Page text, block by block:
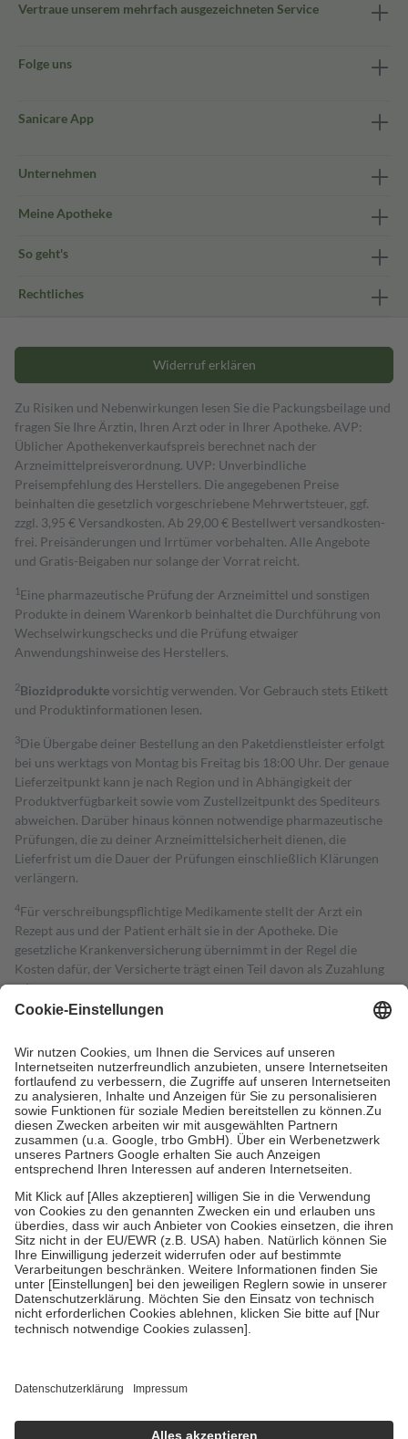
Vertraue unserem mehrfach ausgezeichneten Service
Folge uns
Sanicare App
Unternehmen
Meine Apotheke
So geht's
Rechtliches
Widerruf erklären
Zu Risiken und Nebenwirkungen lesen Sie die Packungsbeilage und
fragen Sie Ihre Ärztin, Ihren Arzt oder in Ihrer Apotheke. AVP:
Üblicher Apothekenverkaufspreis berechnet nach der
Arzneimittelpreisverordnung. UVP: Unverbindliche
Preisempfehlung des Herstellers. Die angegebenen Preise
beinhalten die gesetzlich vorgeschriebene Mehrwertsteuer, ggf.
zzgl. 3,95 € Versandkosten. Ab 29,00 € Bestell­wert versand­kosten­
frei. Preisänderungen und Irrtümer vorbehalten. Alle Angebote
und Gratis-Beigaben nur solange der Vorrat reicht.
1 Eine pharmazeutische Prüfung der Arzneimittel und sonstigen
Produkte in deinem Warenkorb beinhaltet die Durchführung von
Wechselwirkungschecks und die Prüfung etwaiger
Anwendungshinweise des Herstellers.
2Biozidproduktevorsichtig verwenden. Vor Gebrauch stets Etikett
und Produktinformationen lesen.
3Die Übergabe deiner Bestellung an den Paketdienstleister erfolgt
bei uns werktags von Montag bis Freitag bis 18:00 Uhr. Der genaue
Lieferzeitpunkt kann je nach Region und in Abhängigkeit der
Produktverfügbarkeit sowie vom Zustellzeitpunkt des Spediteurs
abweichen. Darüber hinaus können notwendige pharmazeutische
Prüfungen, die zu deiner Arzneimittelsicherheit dienen, die
Lieferfrist um die Dauer der Prüfungen einschließlich Klärungen
verlängern.
4Für verschreibungspflichtige Medikamente stellt der Arzt ein
Rezept aus und der Patient erhält sie in der Apotheke. Die
gesetzliche Krankenversicherung übernimmt in der Regel die
Kosten dafür, der Versicherte trägt einen Teil davon als Zuzahlung
mit.
Grundsätzlich leisten Mitglieder Zuzahlungen in Höhe von zehn
höchstens zehn Euro.
Es sind jedoch nie mehr als die tatsächlichen
Kosten der Leistung zu entrichten.
Diese Regeln gelten grundsätzlich auch für Online-Apotheken.
Bei Heilmitteln und häuslicher Krankenpflege beträgt die
Zuzahlung zehn Prozent der Kosten sowie zehn Euro je
Verordnung.
Um das Engagement der Versicherten für ihre eigene Gesundheit zu
stärken und die besondere Stellung der Familie zu unterstützen,
fallenkeine Zuzahlungenan bei:
• Kindern und Jugendlichen bis zum vollendeten 18. Lebensjahr
mit Ausnahme der Fahrkosten
• Untersuchungen zur Vorsorge und Früherkennung, die von der
GKV getragen werden
• empfohlenen Schutzimpfungen
• Harn- und Blutteststreifen
getroffen, um sicherzustellen, dass es sich um echte Bewertungen
https://help.etrusted.com/hc/de/articles/4419944605341